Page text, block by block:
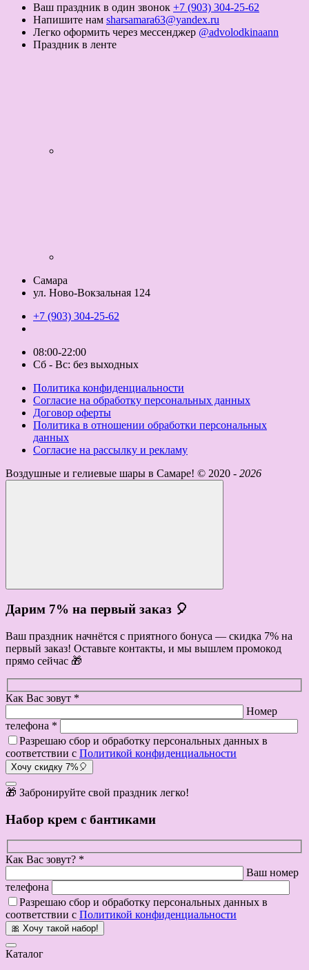
Ваш праздник в один звонок +7 (903) 304-25-62
Напишите нам sharsamara63@yandex.ru
Легко оформить через мессенджер @advolodkinaann
Праздник в ленте
Самара
ул. Ново-Вокзальная 124
+7 (903) 304-25-62
08:00-22:00
Сб - Вс: без выходных
Политика конфиденциальности
Согласие на обработку персональных данных
Договор оферты
Политика в отношении обработки персональных
данных
Согласие на рассылку и рекламу
Воздушные и гелиевые шары в Самаре! © 2020 - 2026
Дарим 7% на первый заказ 🎈
Ваш праздник начнётся с приятного бонуса — скидка 7% на
первый заказ! Оставьте контакты, и мы вышлем промокод
прямо сейчас 🎁
Как Вас зовут *
Номер
телефона *
Разрешаю сбор и обработку персональных данных в
соответствии с Политикой конфиденциальности
Хочу скидку 7%🎈
🎁 Забронируйте свой праздник легко!
Набор крем с бантиками
Как Вас зовут? *
Ваш номер
телефона
Разрешаю сбор и обработку персональных данных в
соответствии с Политикой конфиденциальности
🎀 Хочу такой набор!
Каталог